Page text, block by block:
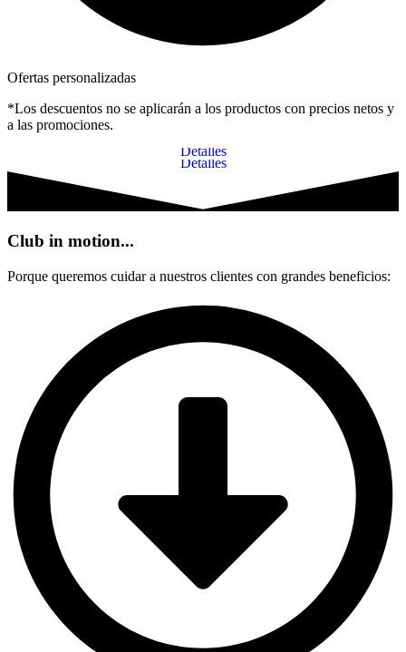
Ofertas personalizadas
*Los descuentos no se aplicarán a los productos con precios netos y
a las promociones.
Detalles
Puerta Blindada Antibalas Magnum FB4
Detalles
Club in motion...
Porque queremos cuidar a nuestros clientes con grandes beneficios: